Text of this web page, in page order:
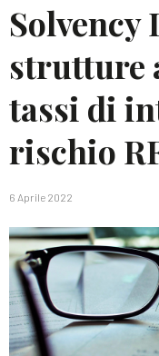
Solvency
strutture
tassi di
rischio
6 Aprile 2022